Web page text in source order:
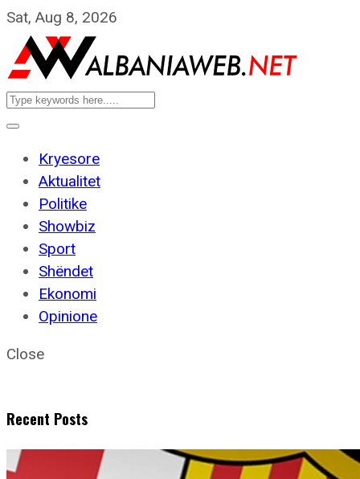
Sat, Aug 8, 2026
Kryesore
Aktualitet
Politike
Showbiz
Sport
Shëndet
Ekonomi
Opinione
Close
Recent Posts